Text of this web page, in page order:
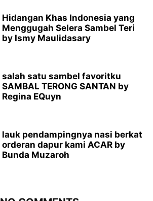
Hidangan Khas Indonesia yang
Menggugah Selera Sambel Teri
by Ismy Maulidasary
salah satu sambel favoritku
SAMBAL TERONG SANTAN by
Regina EQuyn
lauk pendampingnya nasi berkat
orderan dapur kami ACAR by
Bunda Muzaroh